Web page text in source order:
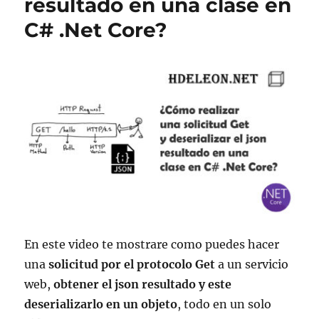
C# .Net Core?
En este video te mostrare como puedes hacer
unasolicitud por el protocolo Get a un servicio
web, obtener el json resultado y este
deserializarlo en un objeto, todo en un solo